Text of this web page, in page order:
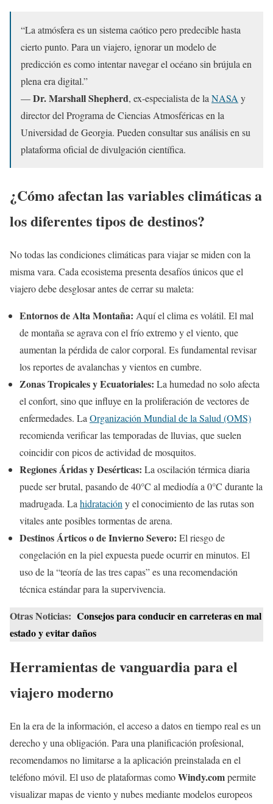
“La atmósfera es un sistema caótico pero predecible hasta
cierto punto. Para un viajero, ignorar un modelo de
predicción es como intentar navegar el océano sin brújula en
plena era digital.”
—Dr. Marshall Shepherd, ex-especialista de laNASAy
director del Programa de Ciencias Atmosféricas en la
Universidad de Georgia. Pueden consultar sus análisis en su
plataforma oficial de divulgación científica.
¿Cómo afectan las variables climáticas a
los diferentes tipos de destinos?
No todas las condiciones climáticas para viajar se miden con la
misma vara. Cada ecosistema presenta desafíos únicos que el
viajero debe desglosar antes de cerrar su maleta:
Entornos de Alta Montaña: Aquí el clima es volátil. El mal
de montaña se agrava con el frío extremo y el viento, que
aumentan la pérdida de calor corporal. Es fundamental revisar
los reportes de avalanchas y vientos en cumbre.
Zonas Tropicales y Ecuatoriales: La humedad no solo afecta
el confort, sino que influye en la proliferación de vectores de
enfermedades. LaOrganización Mundial de la Salud (OMS)
recomienda verificar las temporadas de lluvias, que suelen
coincidir con picos de actividad de mosquitos.
Regiones Áridas y Desérticas: La oscilación térmica diaria
puede ser brutal, pasando de 40°C al mediodía a 0°C durante la
madrugada. Lahidratacióny el conocimiento de las rutas son
vitales ante posibles tormentas de arena.
Destinos Árticos o de Invierno Severo: El riesgo de
congelación en la piel expuesta puede ocurrir en minutos. El
uso de la “teoría de las tres capas” es una recomendación
técnica estándar para la supervivencia.
Otras Noticias: Consejos para conducir en carreteras en mal
estado y evitar daños
Herramientas de vanguardia para el
viajero moderno
En la era de la información, el acceso a datos en tiempo real es un
derecho y una obligación. Para una planificación profesional,
recomendamos no limitarse a la aplicación preinstalada en el
teléfono móvil. El uso de plataformas comoWindy.compermite
visualizar mapas de viento y nubes mediante modelos europeos